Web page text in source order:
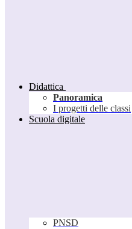
Didattica
Panoramica
I progetti delle classi
Scuola digitale
PNSD